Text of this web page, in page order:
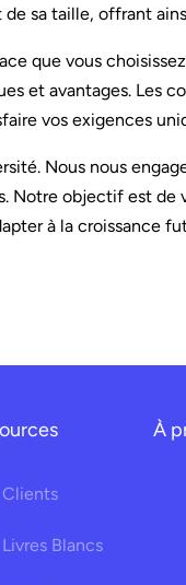
sa taille, offrant
que vous
et avantages. Les
vos exigences
Nous nous
Notre objectif est de
à la croissance
Clients
Livres Blancs
À